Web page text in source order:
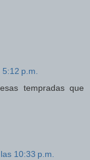
p.m.
tempradas que
10:33 p.m.